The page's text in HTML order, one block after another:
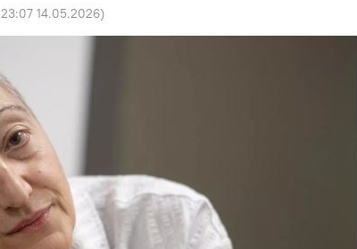
23:07 14.05.2026)